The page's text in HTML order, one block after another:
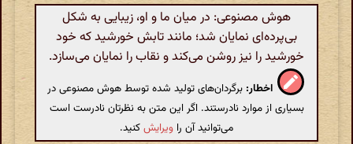
هوش مصنوعی: در میان ما و او، زیبایی به شکل
بی‌پرده‌ای نمایان شد؛ مانند تابش خورشید که خود
خورشید را نیز روشن می‌کند و نقاب را نمایان می‌سازد.
اخطار: برگردان‌های تولید شده توسط هوش مصنوعی در
بسیاری از موارد نادرستند. اگر این متن به نظرتان نادرست است
می‌توانید آن را ویرایشکنید.